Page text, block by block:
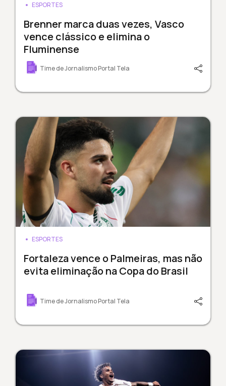
ESPORTES
Brenner marca duas vezes, Vasco
vence clássico e elimina o
Fluminense
Time de Jornalismo Portal Tela
ESPORTES
Fortaleza vence o Palmeiras, mas não
evita eliminação na Copa do Brasil
Time de Jornalismo Portal Tela